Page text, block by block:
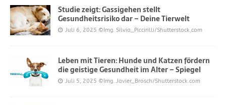
Studie zeigt: Gassigehen stellt
Gesundheitsrisiko dar – Deine Tierwelt
Juli 6, 2025 ©Img. Silvia_Piccirilli/Shutterstock.com
Leben mit Tieren: Hunde und Katzen fördern
die geistige Gesundheit im Alter – Spiegel
Juli 5, 2025 ©Img. Javier_Brosch/Shutterstock.com